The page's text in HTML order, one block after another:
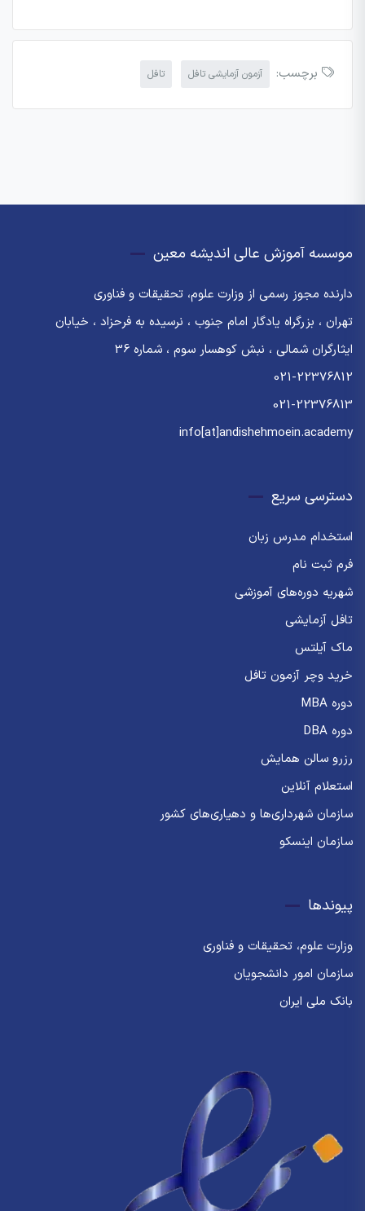
برچسب: آزمون آزمایشی تافل تافل
موسسه آموزش عالی اندیشه معین
دارنده مجوز رسمی از وزارت علوم، تحقیقات و فناوری
تهران ، بزرگراه یادگار امام جنوب ، نرسیده به فرحزاد ، خیابان
ایثارگران شمالی ، نبش کوهسار سوم ، شماره 36
021-22376812
021-22376813
info[at]andishehmoein.academy
دسترسی سریع
استخدام مدرس زبان
فرم ثبت نام
شهریه دوره‌های آموزشی
تافل آزمایشی
ماک آیلتس
خرید وچر آزمون تافل
دوره MBA
دوره DBA
رزرو سالن همایش
استعلام آنلاین
سازمان شهرداری‌ها و دهیاری‌های کشور
سازمان اینسکو
پیوندها
وزارت علوم، تحقیقات و فناوری
سازمان امور دانشجویان
بانک ملی ایران